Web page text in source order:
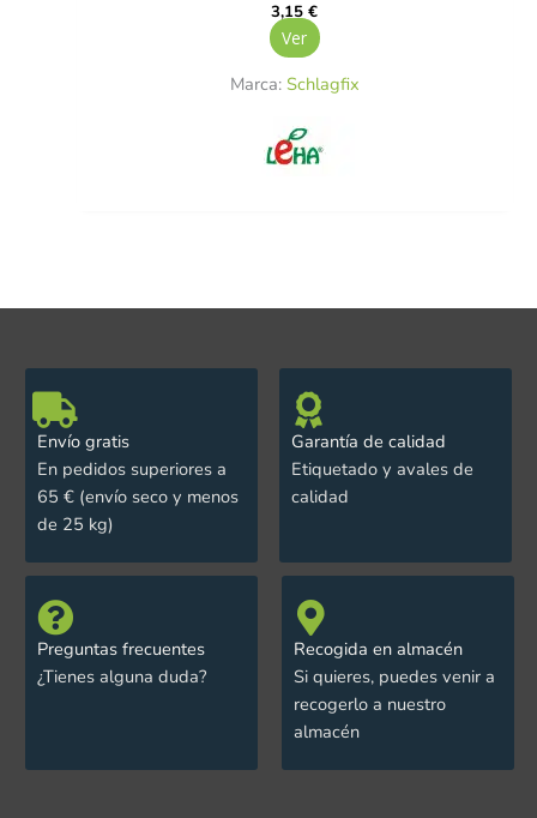
3,15€
Ver
Marca: Schlagfix
Envío gratis
En pedidos superiores a
65 € (envío seco y menos
de 25 kg)
Garantía de calidad
Etiquetado y avales de
calidad
Preguntas frecuentes
¿Tienes alguna duda?
Recogida en almacén
Si quieres, puedes venir a
recogerlo a nuestro
almacén